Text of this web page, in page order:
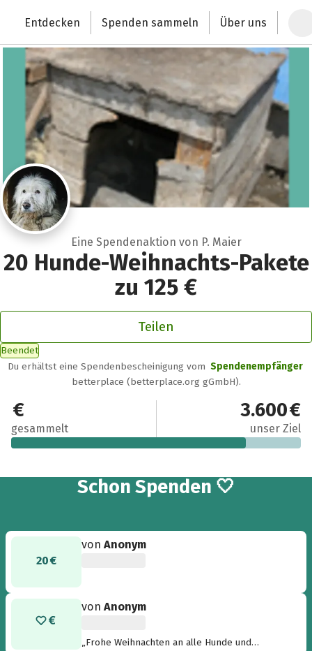
Deutschlands größte Spendenplattform
Entdecken Spenden sammeln Über uns
Eine Spendenaktion von P. Maier
20 Hunde-Weihnachts-Pakete
zu 125 €
Teilen
Beendet
Du erhältst eine Spendenbescheinigung vom Spendenempfänger
betterplace (betterplace.org gGmbH).
2.902 €
gesammelt
3.600 €
unser Ziel
Schon 47
Spenden 🤍
20 €
vonAnonym
vonAnonym
„Frohe Weihnachten an alle Hunde und